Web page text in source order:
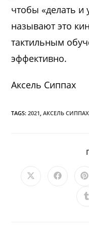
чтобы «делать и
называют это
тактильным
эффективно.
Аксель Сиппах
TAGS:2021 АКСЕЛЬ СИППАХ
Открывается
новом
в